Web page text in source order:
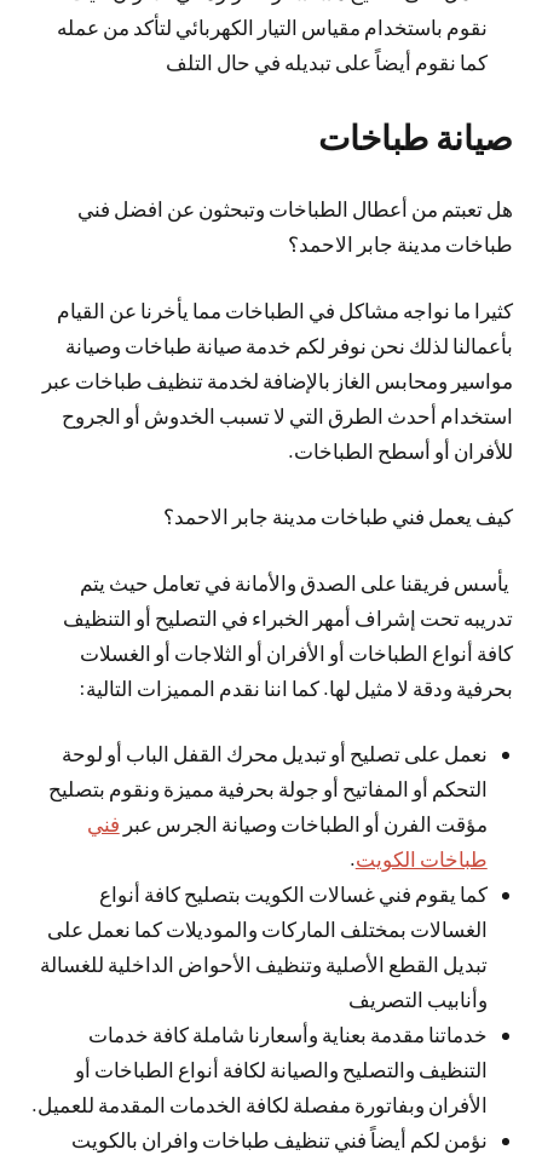
نقوم باستخدام مقياس التيار الكهربائي لتأكد من عمله
كما نقوم أيضاً على تبديله في حال التلف
صيانة طباخات
هل تعبتم من أعطال الطباخات وتبحثون عن افضل فني
طباخات مدينة جابر الاحمد؟
كثيرا ما نواجه مشاكل في الطباخات مما يأخرنا عن القيام
بأعمالنا لذلك نحن نوفر لكم خدمة صيانة طباخات وصيانة
مواسير ومحابس الغاز بالإضافة لخدمة تنظيف طباخات عبر
استخدام أحدث الطرق التي لا تسبب الخدوش أو الجروح
للأفران أو أسطح الطباخات.
كيف يعمل فني طباخات مدينة جابر الاحمد؟
يأسس فريقنا على الصدق والأمانة في تعامل حيث يتم
تدريبه تحت إشراف أمهر الخبراء في التصليح أو التنظيف
كافة أنواع الطباخات أو الأفران أو الثلاجات أو الغسلات
بحرفية ودقة لا مثيل لها. كما اننا نقدم المميزات التالية:
نعمل على تصليح أو تبديل محرك القفل الباب أو لوحة
التحكم أو المفاتيح أو جولة بحرفية مميزة ونقوم بتصليح
مؤقت الفرن أو الطباخات وصيانة الجرس عبر فني
طباخات الكويت.
كما يقوم فني غسالات الكويت بتصليح كافة أنواع
الغسالات بمختلف الماركات والموديلات كما نعمل على
تبديل القطع الأصلية وتنظيف الأحواض الداخلية للغسالة
وأنابيب التصريف
خدماتنا مقدمة بعناية وأسعارنا شاملة كافة خدمات
التنظيف والتصليح والصيانة لكافة أنواع الطباخات أو
الأفران وبفاتورة مفصلة لكافة الخدمات المقدمة للعميل.
نؤمن لكم أيضاً فني تنظيف طباخات وافران بالكويت